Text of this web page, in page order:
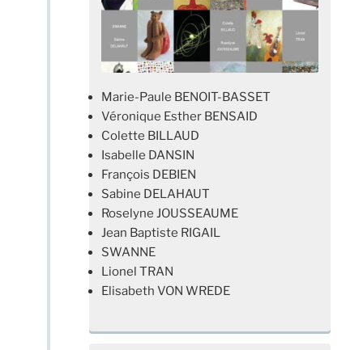
Marie-Paule BENOIT-BASSET
Véronique Esther BENSAID
Colette BILLAUD
Isabelle DANSIN
François DEBIEN
Sabine DELAHAUT
Roselyne JOUSSEAUME
Jean Baptiste RIGAIL
SWANNE
Lionel TRAN
Elisabeth VON WREDE